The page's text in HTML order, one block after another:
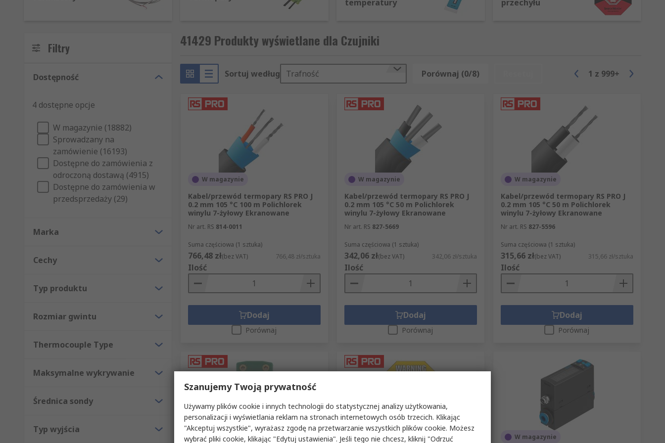
korygowania problemów, aby poprawić wydajność.
temperatury
przechyłu
Filtry
Dostępność
4 dostępne opcje
W magazynie (18882)
Sprowadzany na
zamówienie (16193)
Dostępne do zamówienia z
odroczoną dostawą (4915)
Dostępne do zamówienia w
przedsprzedaży (29)
Marka
Cechy
Typ produktu
Rozmiar gwintu
Thermocouple Type
Maksymalne wykrywanie
Średnica sondy
Typ wyjścia
41429 Produkty wyświetlane dla Czujniki
Sortuj według Trafność Porównaj (0/8) 1 z 999+
W magazynie
Kabel/przewód termopary RS PRO J
0.2 mm 105 °C 100 m Polichlorek
winylu 7-żyłowy Ekranowane
Nr art. RS 814-0011
Suma częściowa (1 sztuka)
766,48 zł(bez VAT) 766,48 zł/sztuka
Ilość
Dodaj
Porównaj
W magazynie
Kabel/przewód termopary RS PRO J
0.2 mm 105 °C 50 m Polichlorek
winylu 7-żyłowy Ekranowane
Nr art. RS 827-5669
Suma częściowa (1 sztuka)
342,06 zł(bez VAT) 342,06 zł/sztuka
Ilość
Dodaj
Porównaj
W magazynie
Kabel/przewód termopary RS PRO J
0.2 mm 105 °C 50 m Polichlorek
winylu 7-żyłowy Ekranowane
Nr art. RS 827-5596
Suma częściowa (1 sztuka)
315,66 zł(bez VAT) 315,66 zł/sztuka
Ilość
Dodaj
Porównaj
W magazynie W magazynie W magazynie
Szanujemy Twoją prywatność
Używamy plików cookie i innych technologii do statystycznej analizy użytkowania,
personalizacji i wyświetlania reklam na stronach internetowych osób trzecich. Klikając
"Akceptuj wszystkie", wyrażasz zgodę na przetwarzanie wszystkich plików cookie. Możesz
wybrać pliki cookie, klikając "Edytuj ustawienia". Jeśli tego nie chcesz, kliknij "Odrzuć